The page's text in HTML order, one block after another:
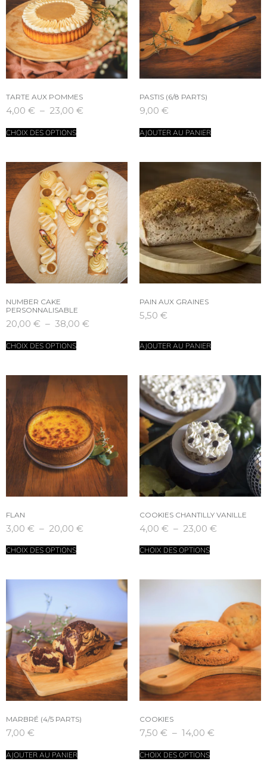
TARTE AUX POMMES
4,00 € – 23,00 €
CHOIX DES OPTIONS
PASTIS (6/8 PARTS)
9,00 €
AJOUTER AU PANIER
NUMBER CAKE
PERSONNALISABLE
20,00 € – 38,00 €
CHOIX DES OPTIONS
PAIN AUX GRAINES
5,50 €
AJOUTER AU PANIER
FLAN
3,00 € – 20,00 €
CHOIX DES OPTIONS
COOKIES CHANTILLY VANILLE
4,00 € – 23,00 €
CHOIX DES OPTIONS
MARBRÉ (4/5 PARTS)
7,00 €
AJOUTER AU PANIER
COOKIES
7,50 € – 14,00 €
CHOIX DES OPTIONS